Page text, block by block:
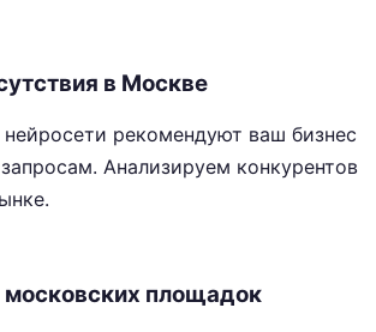
в Москве
рекомендуют ваш бизнес
Анализируем конкурентов
площадок